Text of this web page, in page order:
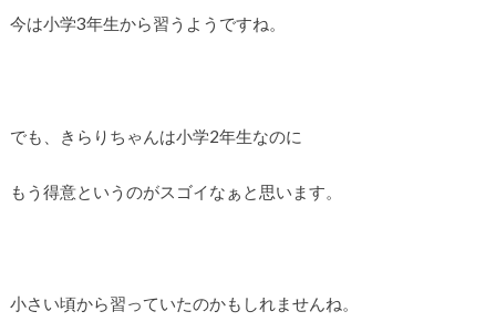
今は小学3年生から習うようですね。
でも、きらりちゃんは小学2年生なのに
もう得意というのがスゴイなぁと思います。
小さい頃から習っていたのかもしれませんね。